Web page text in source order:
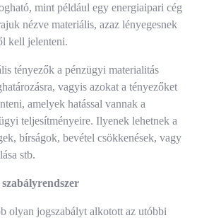
mint például egy energiaipari cég
nézve materiális, azaz lényegesnek
kell jelenteni.
tényezők a pénzügyi materialitás
vagyis azokat a tényezőket
amelyek hatással vannak a
teljesítményeire. Ilyenek lehetnek a
bírságok, bevétel csökkenések, vagy
stb.
olyan jogszabályt alkotott az utóbbi